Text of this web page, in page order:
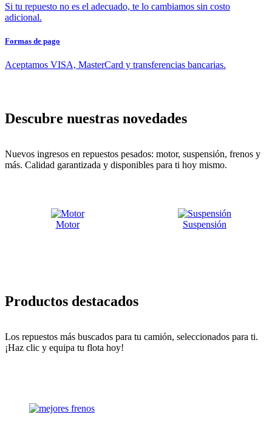
Si tu repuesto no es el adecuado, te lo cambiamos sin costo
adicional.
Formas de pago
Aceptamos VISA, MasterCard y transferencias bancarias.
Descubre nuestras novedades
Nuevos ingresos en repuestos pesados: motor, suspensión, frenos y
más. Calidad garantizada y disponibles para ti hoy mismo.
Motor Suspensión
Productos destacados
Los repuestos más buscados para tu camión, seleccionados para ti.
¡Haz clic y equipa tu flota hoy!